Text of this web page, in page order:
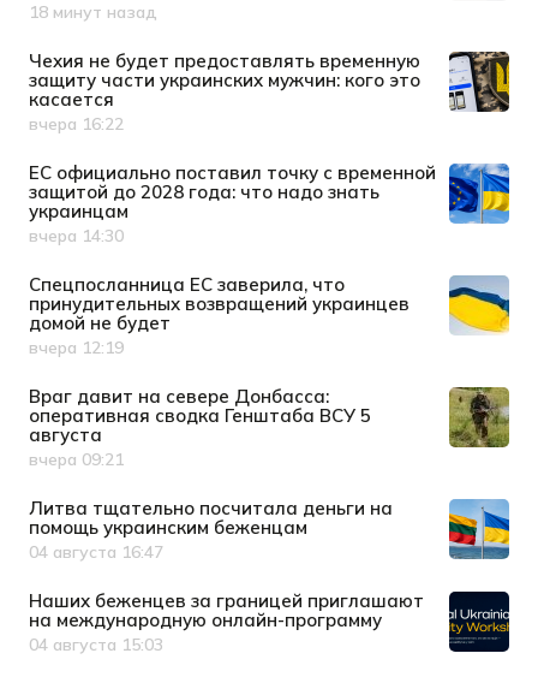
Дата публикации
18 минут назад
Чехия не будет предоставлять временную
защиту части украинских мужчин: кого это
касается
Дата публикации
вчера 16:22
ЕС официально поставил точку с временной
защитой до 2028 года: что надо знать
украинцам
Дата публикации
вчера 14:30
Спецпосланница ЕС заверила, что
принудительных возвращений украинцев
домой не будет
Дата публикации
вчера 12:19
Враг давит на севере Донбасса:
оперативная сводка Генштаба ВСУ 5
августа
Дата публикации
вчера 09:21
Литва тщательно посчитала деньги на
помощь украинским беженцам
Дата публикации
04 августа 16:47
Наших беженцев за границей приглашают
на международную онлайн-программу
Дата публикации
04 августа 15:03